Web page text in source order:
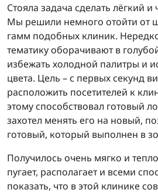
Стояла задача сделать лёгкий
Мы решили немного отойти от
гамм подобных клиник.
тематику оборачивают в
избежать холодной палитры и
цвета. Цель – с первых секунд
расположить посетителей к
этому способствовал готовый
захотел менять его на новый,
готовый, который выполнен в
Получилось очень мягко и
пугает, располагает и всеми
показать, что в этой клинике